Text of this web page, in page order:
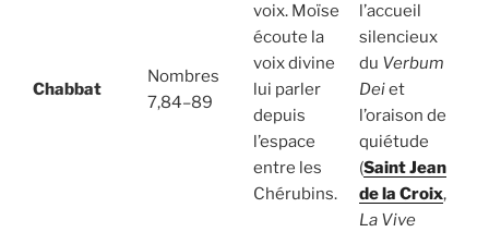
Chabbat
Nombres
7,84–89
voix. Moïse
écoute la
voix divine
lui parler
depuis
l’espace
entre les
Chérubins.
l’accueil
silencieux
du Verbum
Deiet
l’oraison de
quiétude
(Saint Jean
de la Croix,
La Vive